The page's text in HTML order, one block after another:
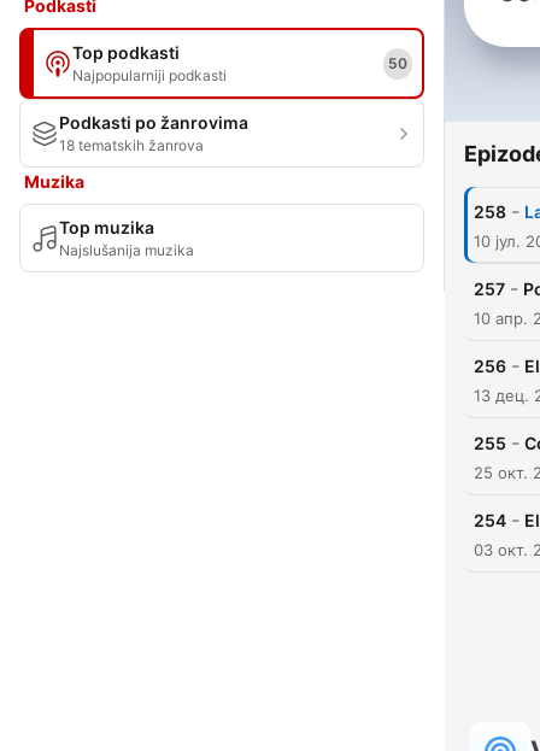
Podkasti
Top podkasti
Najpopularniji podkasti
50
Podkasti po žanrovima
18 tematskih žanrova
Muzika
Top muzika
Najslušanija muzika
258 -
10 јул.
257 -
10 апр.
256 -
13 дец.
255 -
25 окт.
254 -
03 окт.